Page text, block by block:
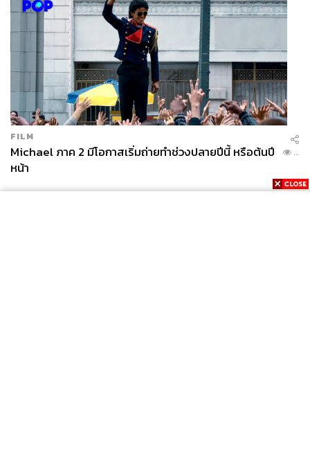
FILM
Michael ภาค 2 มีโอกาสเริ่มถ่ายทำช่วงปลายปีนี้ หรือต้นปี
หน้า
...